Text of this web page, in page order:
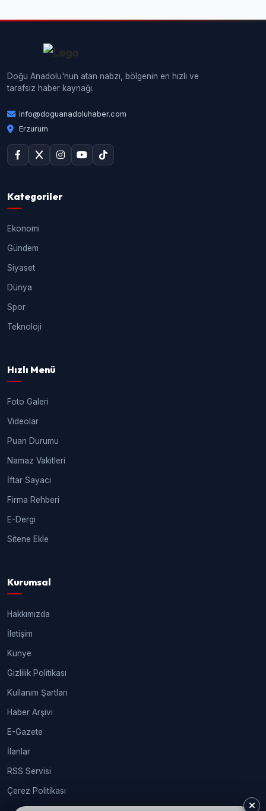
Doğu Anadolu'nun atan nabzı, bölgenin en hızlı ve
tarafsız haber kaynağı.
info@doguanadoluhaber.com
Erzurum
Kategoriler
Ekonomi
Gündem
Siyaset
Dünya
Spor
Teknoloji
Hızlı Menü
Foto Galeri
Videolar
Puan Durumu
Namaz Vakitleri
İftar Sayacı
Firma Rehberi
E-Dergi
Sitene Ekle
Kurumsal
Hakkımızda
İletişim
Künye
Gizlilik Politikası
Kullanım Şartları
Haber Arşivi
E-Gazete
İlanlar
RSS Servisi
Çerez Politikası